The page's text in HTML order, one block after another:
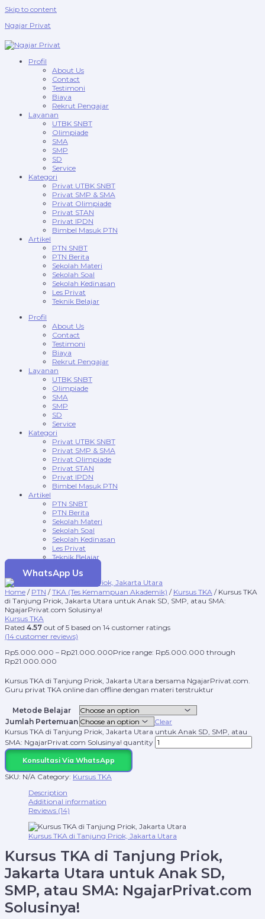
Skip to content
Ngajar Privat
Profil
About Us
Contact
Testimoni
Biaya
Rekrut Pengajar
Layanan
UTBK SNBT
Olimpiade
SMA
SMP
SD
Service
Kategori
Privat UTBK SNBT
Privat SMP & SMA
Privat Olimpiade
Privat STAN
Privat IPDN
Bimbel Masuk PTN
Artikel
PTN SNBT
PTN Berita
Sekolah Materi
Sekolah Soal
Sekolah Kedinasan
Les Privat
Teknik Belajar
Profil
About Us
Contact
Testimoni
Biaya
Rekrut Pengajar
Layanan
UTBK SNBT
Olimpiade
SMA
SMP
SD
Service
Kategori
Privat UTBK SNBT
Privat SMP & SMA
Privat Olimpiade
Privat STAN
Privat IPDN
Bimbel Masuk PTN
Artikel
PTN SNBT
PTN Berita
Sekolah Materi
Sekolah Soal
Sekolah Kedinasan
Les Privat
Teknik Belajar
WhatsApp Us
Home / PTN /TKA (Tes Kemampuan Akademik) / Kursus TKA / Kursus TKA
di Tanjung Priok, Jakarta Utara untuk Anak SD, SMP, atau SMA:
NgajarPrivat.com Solusinya!
Kursus TKA
Rated 4.57 out of 5 based on 14 customer ratings
(14 customer reviews)
Rp5.000.000 – Rp21.000.000Price range: Rp5.000.000 through
Rp21.000.000
Kursus TKA di Tanjung Priok, Jakarta Utara bersama NgajarPrivat.com.
Guru privat TKA online dan offline dengan materi terstruktur
Metode Belajar
Jumlah Pertemuan
Clear
Kursus TKA di Tanjung Priok, Jakarta Utara untuk Anak SD, SMP, atau
SMA: NgajarPrivat.com Solusinya! quantity
Konsultasi Via WhatsApp
SKU: N/A Category: Kursus TKA
Description
Additional information
Reviews (14)
Kursus TKA di Tanjung Priok, Jakarta Utara
Kursus TKA di Tanjung Priok,
Jakarta Utara untuk Anak SD,
SMP, atau SMA: NgajarPrivat.com
Solusinya!